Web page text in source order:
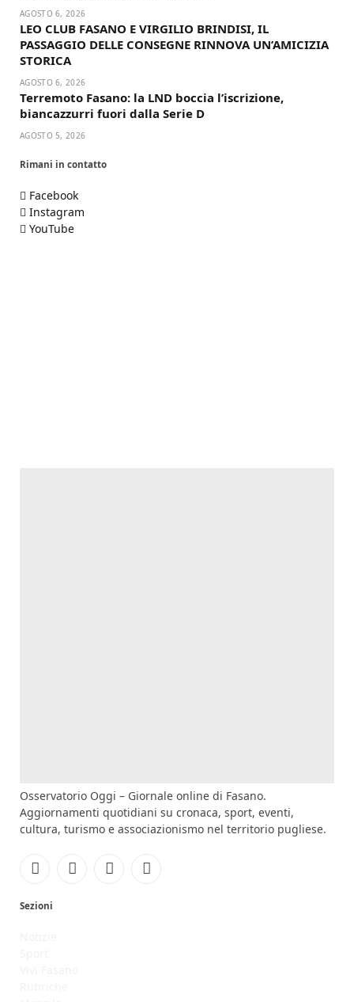
AGOSTO 6, 2026
LEO CLUB FASANO E VIRGILIO BRINDISI, IL
PASSAGGIO DELLE CONSEGNE RINNOVA UN’AMICIZIA
STORICA
AGOSTO 6, 2026
Terremoto Fasano: la LND boccia l’iscrizione,
biancazzurri fuori dalla Serie D
AGOSTO 5, 2026
Rimani in contatto
Facebook
Instagram
YouTube
Osservatorio Oggi – Giornale online di Fasano.
Aggiornamenti quotidiani su cronaca, sport, eventi,
cultura, turismo e associazionismo nel territorio pugliese.
FacebookInstagramYouTubeRSS
Sezioni